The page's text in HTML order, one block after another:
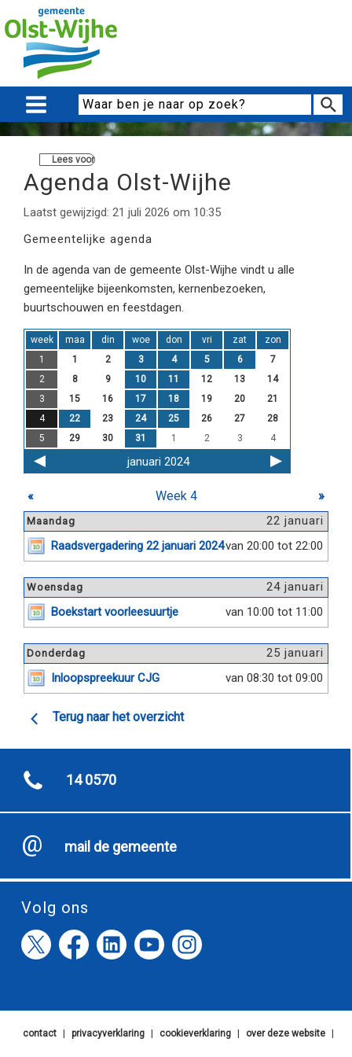
Lees voor
Agenda Olst-Wijhe
Laatst gewijzigd: 21 juli 2026 om 10:35
Gemeentelijke agenda
In de agenda van de gemeente Olst-Wijhe vindt u alle
gemeentelijke bijeenkomsten, kernenbezoeken,
buurtschouwen en feestdagen.
week maa din woe don vri zat
zon
1
1 2 3 4 5 6
7
2
8 9 10 11 12 13
14
3
15 16 17 18 19 20
21
4
22 23 24 25 26 27
28
5
29 30 31 1 2 3 4
januari 2024
« Week 4 »
22 januari
Maandag
van 20:00 tot 22:00
Raadsvergadering 22 januari 2024
24 januari
Woensdag
van 10:00 tot 11:00
Boekstart voorleesuurtje
25 januari
Donderdag
van 08:30 tot 09:00
Inloopspreekuur CJG
Terug naar het overzicht
14 0570
mail de gemeente
Volg ons
contact privacyverklaring cookieverklaring over deze website